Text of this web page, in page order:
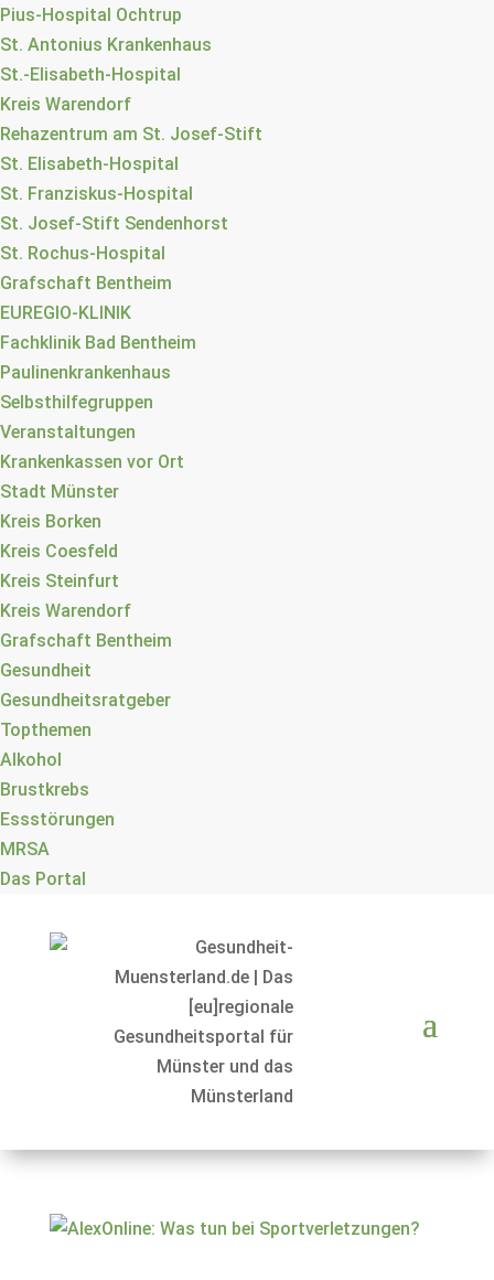
Pius-Hospital Ochtrup
St. Antonius Krankenhaus
St.-Elisabeth-Hospital
Kreis Warendorf
Rehazentrum am St. Josef-Stift
St. Elisabeth-Hospital
St. Franziskus-Hospital
St. Josef-Stift Sendenhorst
St. Rochus-Hospital
Grafschaft Bentheim
EUREGIO-KLINIK
Fachklinik Bad Bentheim
Paulinenkrankenhaus
Selbsthilfegruppen
Veranstaltungen
Krankenkassen vor Ort
Stadt Münster
Kreis Borken
Kreis Coesfeld
Kreis Steinfurt
Kreis Warendorf
Grafschaft Bentheim
Gesundheit
Gesundheitsratgeber
Topthemen
Alkohol
Brustkrebs
Essstörungen
MRSA
Das Portal